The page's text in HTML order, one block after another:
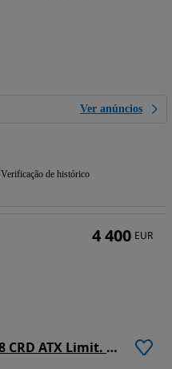
Ver anúncios
Verificação de histórico
Chrysler Grand Voyager 2.8 CRD ATX Limit. Stow Go DPF
4 400 EUR